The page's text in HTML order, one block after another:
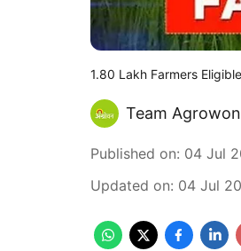
1.80 Lakh Farmers
Team Agrowon
Published on: 04 Jul
Updated on: 04 Jul